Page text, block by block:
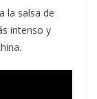
la salsa de
intenso y